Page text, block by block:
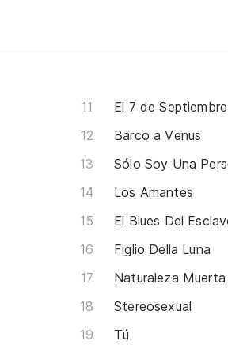
El 7 de Septiembre
Barco a Venus
Sólo Soy Una
Los Amantes
El Blues Del
Figlio Della Luna
Naturaleza Muerta
Stereosexual
Tú